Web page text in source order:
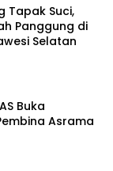
Tapak Suci,
Panggung di
Selatan
Buka
Asrama